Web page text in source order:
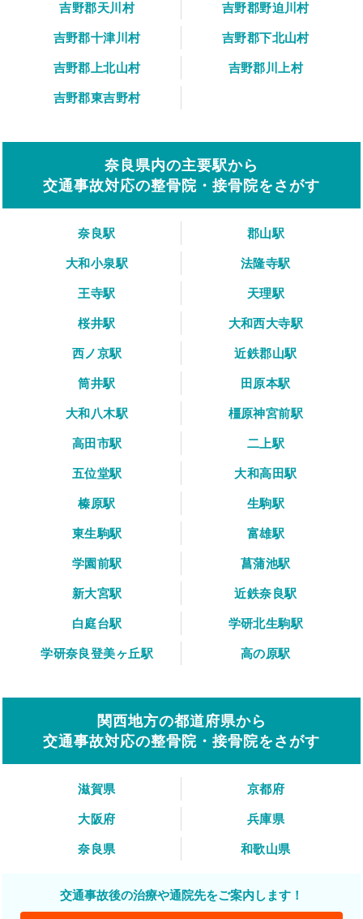
吉野郡天川村
吉野郡野迫川村
吉野郡十津川村
吉野郡下北山村
吉野郡上北山村
吉野郡川上村
吉野郡東吉野村
奈良県内の主要駅から
交通事故対応の整骨院・接骨院をさがす
奈良駅
郡山駅
大和小泉駅
法隆寺駅
王寺駅
天理駅
桜井駅
大和西大寺駅
西ノ京駅
近鉄郡山駅
筒井駅
田原本駅
大和八木駅
橿原神宮前駅
高田市駅
二上駅
五位堂駅
大和高田駅
榛原駅
生駒駅
東生駒駅
富雄駅
学園前駅
菖蒲池駅
新大宮駅
近鉄奈良駅
白庭台駅
学研北生駒駅
学研奈良登美ヶ丘駅
高の原駅
関西地方の都道府県から
交通事故対応の整骨院・接骨院をさがす
滋賀県
京都府
大阪府
兵庫県
奈良県
和歌山県
交通事故後の治療や通院先をご案内します！